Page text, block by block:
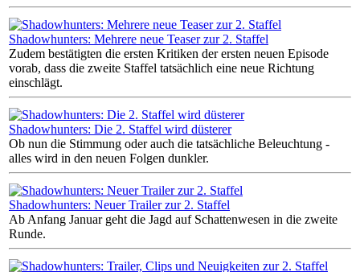
Shadowhunters: Mehrere neue Teaser zur 2. Staffel
Zudem bestätigten die ersten Kritiken der ersten neuen Episode
vorab, dass die zweite Staffel tatsächlich eine neue Richtung
einschlägt.
Shadowhunters: Die 2. Staffel wird düsterer
Ob nun die Stimmung oder auch die tatsächliche Beleuchtung -
alles wird in den neuen Folgen dunkler.
Shadowhunters: Neuer Trailer zur 2. Staffel
Ab Anfang Januar geht die Jagd auf Schattenwesen in die zweite
Runde.